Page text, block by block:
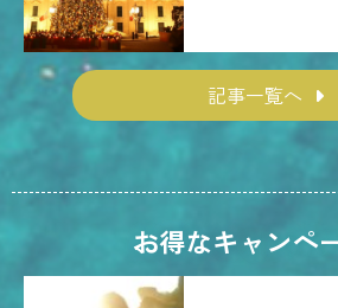
記事一覧へ
お得なキャンペ